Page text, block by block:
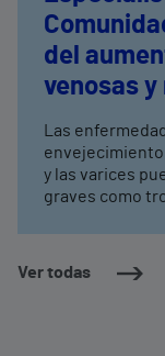
Ver todas
del
venosas
son solo
Las
y las varices
graves como
médico y